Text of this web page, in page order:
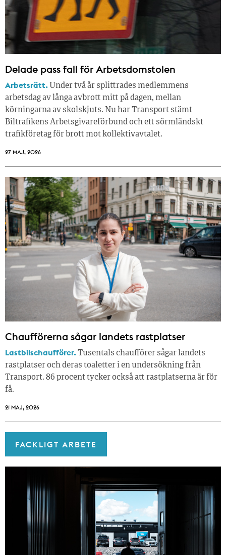
Delade pass fall för Arbetsdomstolen
Arbetsrätt. Under två år splittrades medlemmens
arbetsdag av långa avbrott mitt på dagen, mellan
körningarna av skolskjuts. Nu har Transport stämt
Biltrafikens Arbetsgivareförbund och ett sörmländskt
trafikföretag för brott mot kollektivavtalet.
27 MAJ, 2026
Chaufförerna sågar landets rastplatser
Lastbilschaufförer.Tusentals chaufförer sågar landets
rastplatser och deras toaletter i en undersökning från
Transport. 86 procent tycker också att rastplatserna är för
få.
21 MAJ, 2026
FACKLIGT ARBETE